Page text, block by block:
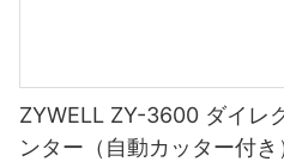
ZYWELL ZY-3600 ダイレ
ンター（自動カッター付き